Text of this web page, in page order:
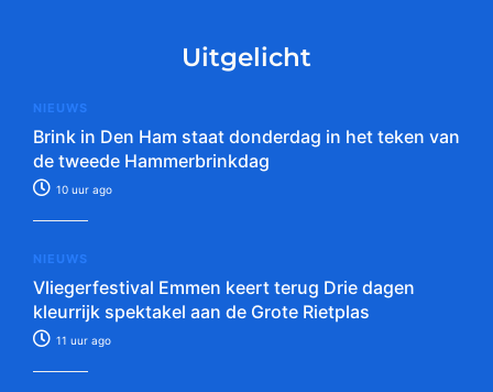
Uitgelicht
NIEUWS
Brink in Den Ham staat donderdag in het teken van
de tweede Hammerbrinkdag
10 uur ago
NIEUWS
Vliegerfestival Emmen keert terug Drie dagen
kleurrijk spektakel aan de Grote Rietplas
11 uur ago